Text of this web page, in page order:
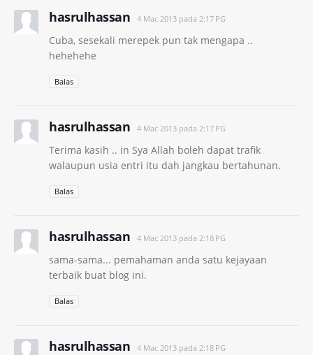
hasrulhassan 4 Mac 2013 pada 2:17 PG
Cuba, sesekali merepek pun tak mengapa ..
hehehehe
Balas
hasrulhassan 4 Mac 2013 pada 2:17 PG
Terima kasih .. in Sya Allah boleh dapat trafik
walaupun usia entri itu dah jangkau bertahunan.
Balas
hasrulhassan 4 Mac 2013 pada 2:18 PG
sama-sama... pemahaman anda satu kejayaan
terbaik buat blog ini.
Balas
hasrulhassan 4 Mac 2013 pada 2:18 PG